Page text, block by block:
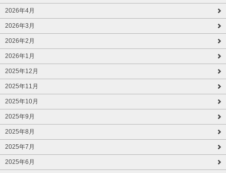
2026年4月
2026年3月
2026年2月
2026年1月
2025年12月
2025年11月
2025年10月
2025年9月
2025年8月
2025年7月
2025年6月